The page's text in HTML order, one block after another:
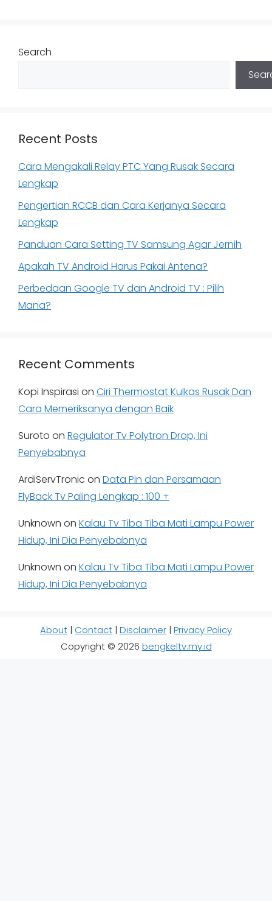
Search
Recent Posts
Cara Mengakali Relay PTC Yang Rusak Secara
Lengkap
Pengertian RCCB dan Cara Kerjanya Secara
Lengkap
Panduan Cara Setting TV Samsung Agar Jernih
Apakah TV Android Harus Pakai Antena?
Perbedaan Google TV dan Android TV : Pilih
Mana?
Recent Comments
Kopi Inspirasi on Ciri Thermostat Kulkas Rusak Dan
Cara Memeriksanya dengan Baik
Suroto on Regulator Tv Polytron Drop, Ini
Penyebabnya
ArdiServTronic on Data Pin dan Persamaan
FlyBack Tv Paling Lengkap : 100 +
Unknown on Kalau Tv Tiba Tiba Mati Lampu Power
Hidup, Ini Dia Penyebabnya
Unknown on Kalau Tv Tiba Tiba Mati Lampu Power
Hidup, Ini Dia Penyebabnya
About | Contact | Disclaimer | Privacy Policy
Copyright © 2026 bengkeltv.my.id